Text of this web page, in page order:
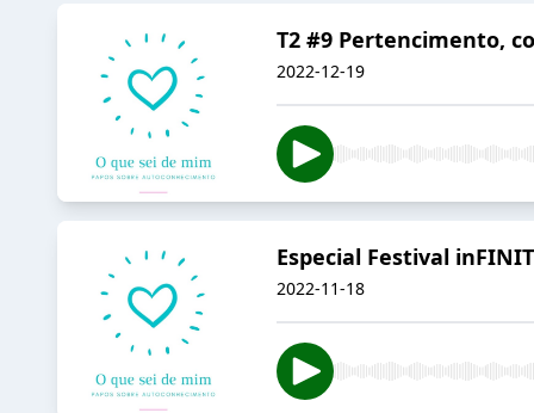
T2 #9 Pertencimento,
2022-12-19
Especial Festival
2022-11-18